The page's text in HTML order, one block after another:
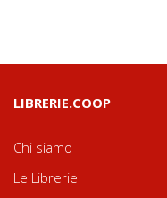
LIBRERIE.COOP
Chi siamo
Le Librerie